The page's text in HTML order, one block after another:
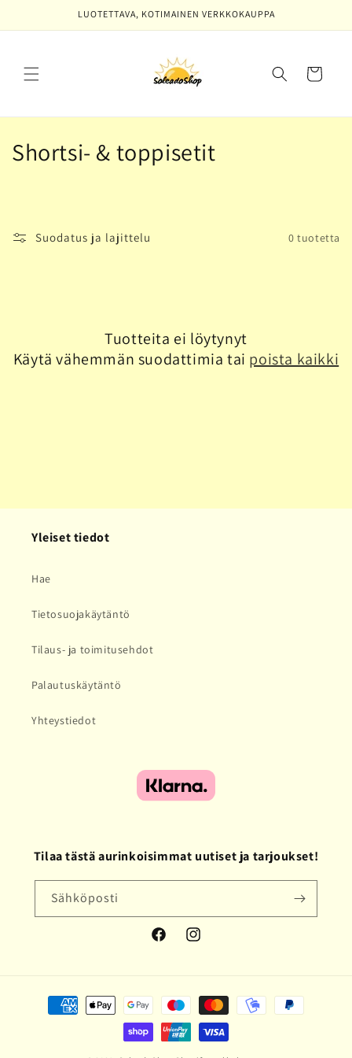
sisältöön
LUOTETTAVA, KOTIMAINEN VERKKOKAUPPA
Ostoskori
K
o
a
Shortsi- & toppisetit
Suodatus ja lajittelu 0 tuotetta
Tuotteita ei löytynyt
Käytä vähemmän suodattimia tai poista kaikki
Yleiset tiedot
Hae
Tietosuojakäytäntö
Tilaus- ja toimitusehdot
Palautuskäytäntö
Yhteystiedot
Tilaa tästä aurinkoisimmat uutiset ja tarjoukset!
Sähköposti
FacebookInstagram
Maksutavat